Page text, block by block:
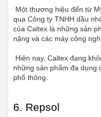
qua Công ty TNHH dầu
của Caltex là những sản
nặng và các máy công
những sản phẩm đa dụng
phổ thông.
6. Repsol